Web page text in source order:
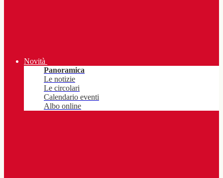
Novità
Panoramica
Le notizie
Le circolari
Calendario eventi
Albo online